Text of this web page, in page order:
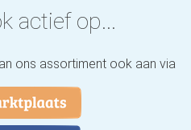
actief op...
ons assortiment ook aan via